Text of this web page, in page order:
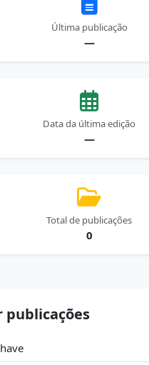
Última publicação
—
Data da última edição
—
Total de publicações
0
publicações